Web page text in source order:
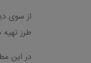
از سوی
طرز
در این